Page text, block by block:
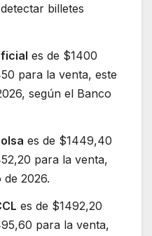
billetes
es de $1400
para la venta, este
según el Banco
es de $1449,40
para la venta,
de 2026.
es de $1492,20
para la venta,